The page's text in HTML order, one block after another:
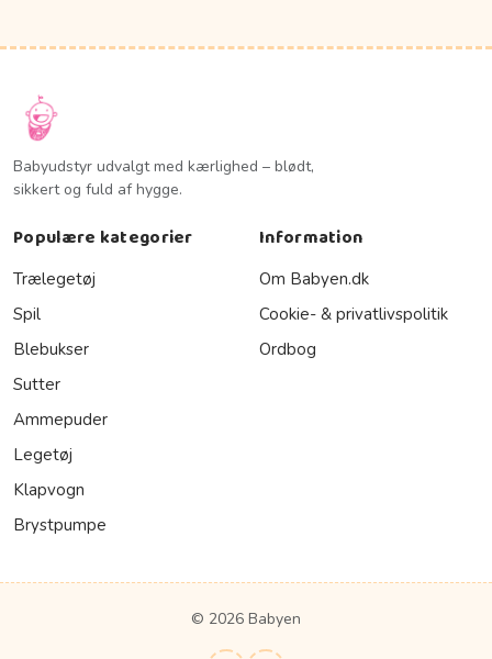
Babyudstyr udvalgt med kærlighed – blødt,
sikkert og fuld af hygge.
Populære kategorier
Trælegetøj
Spil
Blebukser
Sutter
Ammepuder
Legetøj
Klapvogn
Brystpumpe
Information
Om Babyen.dk
Cookie- & privatlivspolitik
Ordbog
© 2026 Babyen